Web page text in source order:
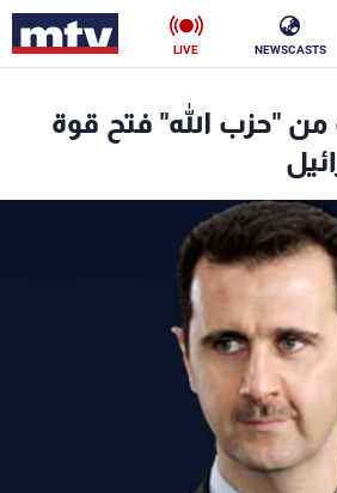
NEWSCASTS
LIVE
"حزب الله" فتح قوة
ناس
فن
رياضة